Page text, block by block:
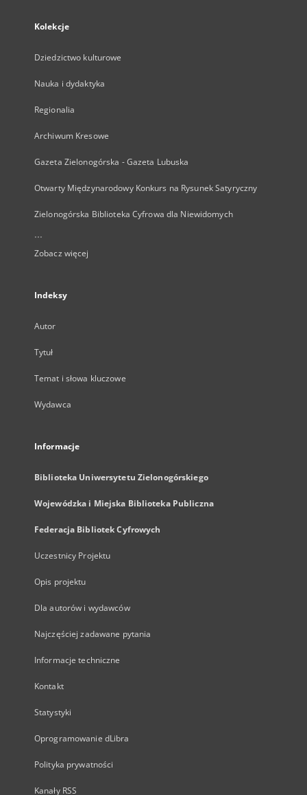
Kolekcje
Dziedzictwo kulturowe
Nauka i dydaktyka
Regionalia
Archiwum Kresowe
Gazeta Zielonogórska - Gazeta Lubuska
Otwarty Międzynarodowy Konkurs na Rysunek Satyryczny
Zielonogórska Biblioteka Cyfrowa dla Niewidomych
...
Zobacz więcej
Indeksy
Autor
Tytuł
Temat i słowa kluczowe
Wydawca
Informacje
Biblioteka Uniwersytetu Zielonogórskiego
Wojewódzka i Miejska Biblioteka Publiczna
Federacja Bibliotek Cyfrowych
Uczestnicy Projektu
Opis projektu
Dla autorów i wydawców
Najczęściej zadawane pytania
Informacje techniczne
Kontakt
Statystyki
Oprogramowanie dLibra
Polityka prywatności
Kanały RSS